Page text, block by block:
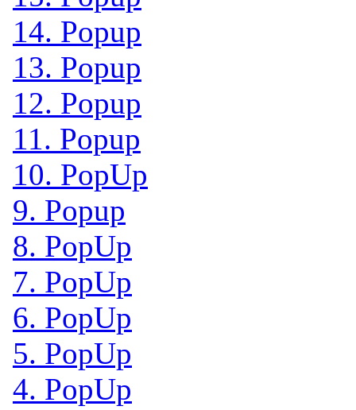
14. Popup
13. Popup
12. Popup
11. Popup
10. PopUp
9. Popup
8. PopUp
7. PopUp
6. PopUp
5. PopUp
4. PopUp